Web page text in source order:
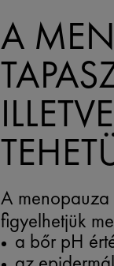
A
A
figyelhetjük
a bőr pH